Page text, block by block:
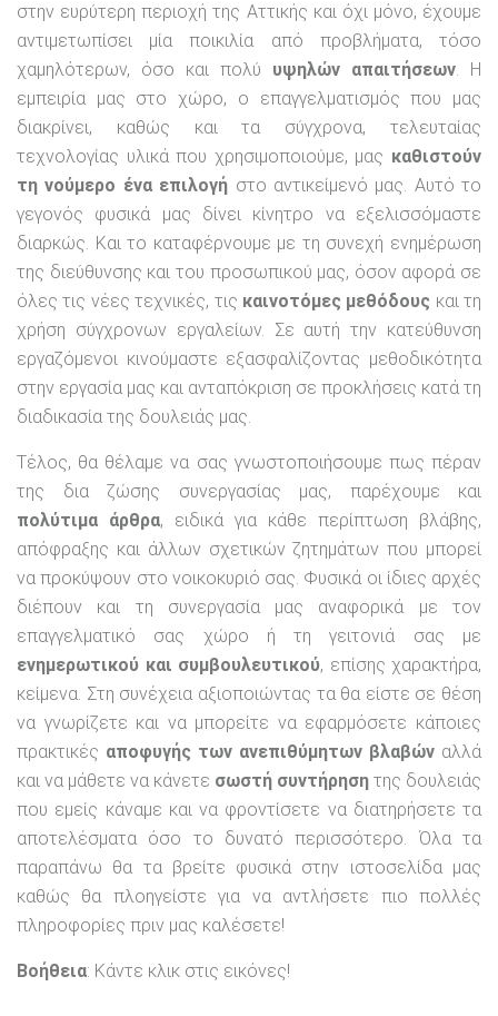
στην ευρύτερη περιοχή της Αττικής και όχι μόνο, έχουμε
αντιμετωπίσει μία ποικιλία από προβλήματα, τόσο
χαμηλότερων, όσο και πολύ υψηλών απαιτήσεων. Η
εμπειρία μας στο χώρο, ο επαγγελματισμός που μας
διακρίνει, καθώς και τα σύγχρονα, τελευταίας
τεχνολογίας υλικά που χρησιμοποιούμε, μας καθιστούν
τη νούμερο ένα επιλογή στο αντικείμενό μας. Αυτό το
γεγονός φυσικά μας δίνει κίνητρο να εξελισσόμαστε
διαρκώς. Και το καταφέρνουμε με τη συνεχή ενημέρωση
της διεύθυνσης και του προσωπικού μας, όσον αφορά σε
όλες τις νέες τεχνικές, τις καινοτόμες μεθόδους και τη
χρήση σύγχρονων εργαλείων. Σε αυτή την κατεύθυνση
εργαζόμενοι κινούμαστε εξασφαλίζοντας μεθοδικότητα
στην εργασία μας και ανταπόκριση σε προκλήσεις κατά τη
διαδικασία της δουλειάς μας.
Τέλος, θα θέλαμε να σας γνωστοποιήσουμε πως πέραν
της δια ζώσης συνεργασίας μας, παρέχουμε και
πολύτιμα άρθρα, ειδικά για κάθε περίπτωση βλάβης,
απόφραξης και άλλων σχετικών ζητημάτων που μπορεί
να προκύψουν στο νοικοκυριό σας. Φυσικά οι ίδιες αρχές
διέπουν και τη συνεργασία μας αναφορικά με τον
επαγγελματικό σας χώρο ή τη γειτονιά σας με
ενημερωτικού και συμβουλευτικού, επίσης χαρακτήρα,
κείμενα. Στη συνέχεια αξιοποιώντας τα θα είστε σε θέση
να γνωρίζετε και να μπορείτε να εφαρμόσετε κάποιες
πρακτικές αποφυγής των ανεπιθύμητων βλαβών αλλά
και να μάθετε να κάνετε σωστή συντήρηση της δουλειάς
που εμείς κάναμε και να φροντίσετε να διατηρήσετε τα
αποτελέσματα όσο το δυνατό περισσότερο. Όλα τα
παραπάνω θα τα βρείτε φυσικά στην ιστοσελίδα μας
καθώς θα πλοηγείστε για να αντλήσετε πιο πολλές
πληροφορίες πριν μας καλέσετε!
Βοήθεια: Κάντε κλικ στις εικόνες!